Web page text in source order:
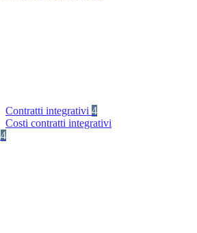
Contratti integrativi 4
Costi contratti integrativi
4